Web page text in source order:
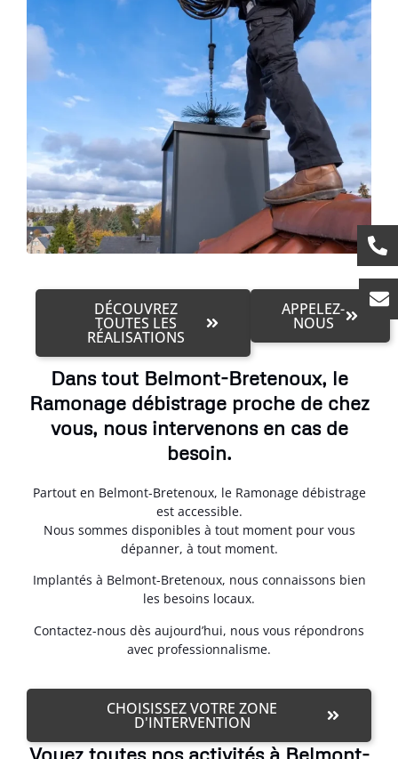
DÉCOUVREZ
TOUTES LES
RÉALISATIONS
APPELEZ-
NOUS
Dans tout Belmont-Bretenoux, le
Ramonage débistrage proche de chez
vous, nous intervenons en cas de
besoin.
Partout en Belmont-Bretenoux, le Ramonage débistrage
est accessible.
Nous sommes disponibles à tout moment pour vous
dépanner, à tout moment.
Implantés à Belmont-Bretenoux, nous connaissons bien
les besoins locaux.
Contactez-nous dès aujourd’hui, nous vous répondrons
avec professionnalisme.
CHOISISSEZ VOTRE ZONE
D'INTERVENTION